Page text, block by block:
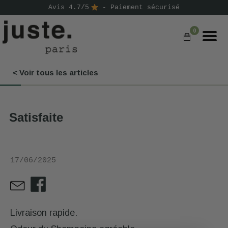
Avis 4.7/5 - Paiement sécurisé
0
< Voir tous les articles
Satisfaite
17/06/2025
Livraison rapide.
COMMANDER
NOS GAMMES
D'ESSAI
⭐